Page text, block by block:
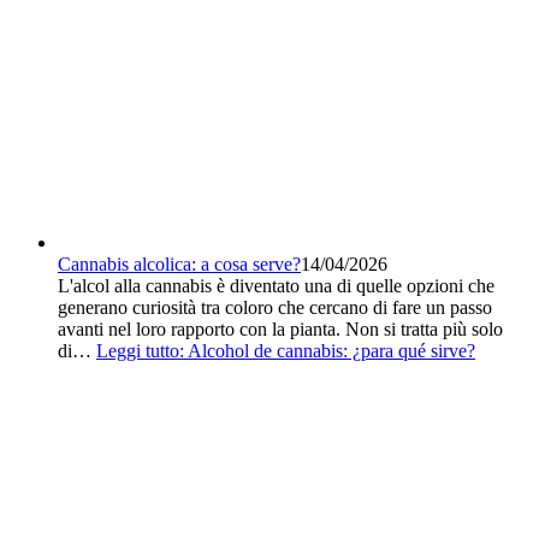
Cannabis alcolica: a cosa serve?14/04/2026
L'alcol alla cannabis è diventato una di quelle opzioni che
generano curiosità tra coloro che cercano di fare un passo
avanti nel loro rapporto con la pianta. Non si tratta più solo
di… Leggi tutto: Alcohol de cannabis: ¿para qué sirve?